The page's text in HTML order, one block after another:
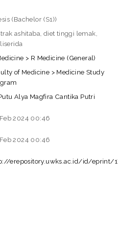
(Bachelor (S1))
ashitaba, diet tinggi lemak,
> R Medicine (General)
of Medicine > Medicine Study
Alya Magfira Cantika Putri
2024 00:46
2024 00:46
erepository.uwks.ac.id/id/eprint/